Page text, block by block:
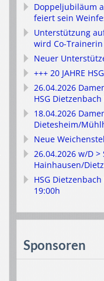
Doppeljubiläum
feiert sein
Unterstützung
wird Co-
Neuer
+++ 20 JAHRE
26.04.2026
HSG
18.04.2026
Dietesheim/
Neue
26.04.2026 w/D >
Hainhausen/
HSG
19:00h
Sponsoren